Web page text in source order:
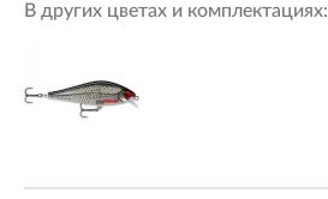
В других цветах и комплектациях: